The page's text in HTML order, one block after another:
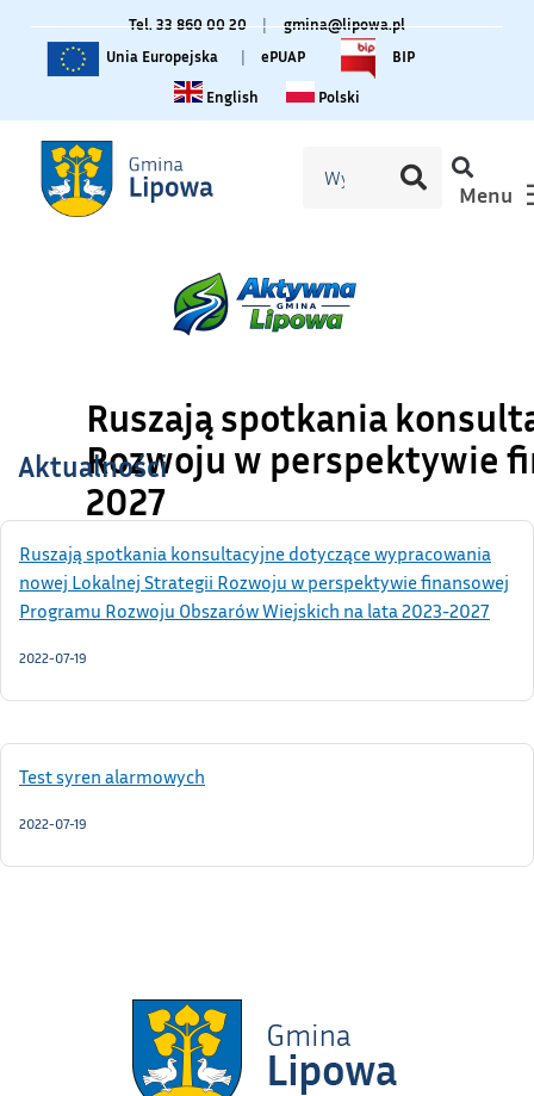
Tel. 33 860 00 20 |
gmina@lipowa.pl
Unia Europejska
| ePUAP
BIP
Change language to English
English Zmiana języka na polski
Polski
Menu
Ruszają spotkania
Rozwoju w perspektywie
2027
Aktualności
Ruszają spotkania konsultacyjne dotyczące wypracowania
nowej Lokalnej Strategii Rozwoju w perspektywie finansowej
Programu Rozwoju Obszarów Wiejskich na lata 2023-2027
2022-07-19
Test syren alarmowych
2022-07-19